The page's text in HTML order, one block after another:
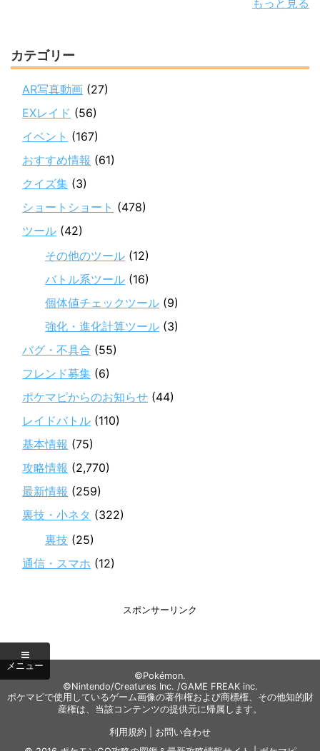
もっと見る
カテゴリー
AR写真動画 (27)
EXレイド (56)
イベント (167)
おすすめ情報 (61)
クイズ集 (3)
ショートショート (478)
ツール (42)
その他のツール (12)
バトル系ツール (16)
個体値チェックツール (9)
強化・進化計算ツール (3)
バグ・不具合 (55)
フレンド募集 (6)
ポケマピからのお知らせ (44)
レイドバトル (110)
基本情報 (75)
攻略情報 (2,770)
最新情報 (259)
裏技・小ネタ (322)
裏技 (25)
通信・スマホ (12)
スポンサーリンク
©Pokémon.
©Nintendo/Creatures Inc. /GAME FREAK inc.
ポケマピで使用しているゲーム画像の著作権および商標権、その他知的財
産権は、当該コンテンツの提供元に帰属します。
利用規約
お問い合わせ